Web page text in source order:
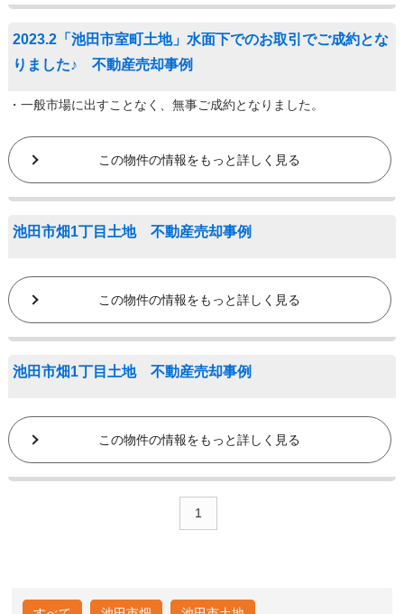
2023.2「池田市室町土地」水面下でのお取引でご成約とな
りました♪ 不動産売却事例
・一般市場に出すことなく、無事ご成約となりました。
この物件の情報をもっと詳しく見る
池田市畑1丁目土地 不動産売却事例
この物件の情報をもっと詳しく見る
池田市畑1丁目土地 不動産売却事例
この物件の情報をもっと詳しく見る
1